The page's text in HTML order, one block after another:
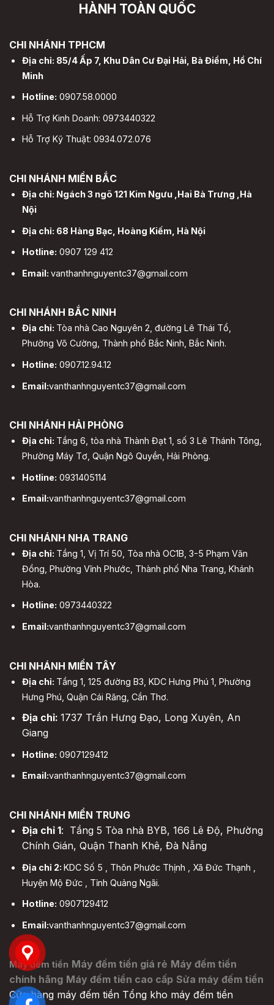
HÀNH TOÀN QUỐC
CHI NHÁNH TPHCM
Địa chỉ: 85/4 Ấp 7, Khu Dân Cư Đại Hải, Bà Điểm, Hồ Chí
Minh
Hotline: 0907.58.0000
Hỗ Trợ Kinh Doanh: 0973440322
Hỗ Trợ Kỹ Thuật: 0934.072.076
CHI NHÁNH MIỀN BẮC
Địa chỉ: Ngách 3 ngõ 121 Kim Ngưu ,Hai Bà Trưng ,Hà
Nội
Địa chỉ: 68 Hàng Bạc, Hoàng Kiếm, Hà Nội
Hotline: 0907 129 412
Email: vanthanhnguyentc37@gmail.com
CHI NHÁNH BẮC NINH
Địa chỉ: Tòa nhà Cao Nguyên 2, đường Lê Thái Tổ,
Phường Võ Cường, Thành phố Bắc Ninh, Bắc Ninh.
Hotline: 0907.12.94.12
Email:vanthanhnguyentc37@gmail.com
CHI NHÁNH HẢI PHÒNG
Địa chỉ: Tầng 6, tòa nhà Thành Đạt 1, số 3 Lê Thánh Tông,
Phường Máy Tơ, Quận Ngô Quyền, Hải Phòng.
Hotline: 0931405114
Email:vanthanhnguyentc37@gmail.com
CHI NHÁNH NHA TRANG
Địa chỉ: Tầng 1, Vị Trí 50, Tòa nhà OC1B, 3-5 Phạm Văn
Đồng, Phường Vĩnh Phước, Thành phố Nha Trang, Khánh
Hòa.
Hotline: 0973440322
Email:vanthanhnguyentc37@gmail.com
CHI NHÁNH MIỀN TÂY
Địa chỉ: Tầng 1, 125 đường B3, KDC Hưng Phú 1, Phường
Hưng Phú, Quận Cái Răng, Cần Thơ.
Địa chỉ: 1737 Trần Hưng Đạo, Long Xuyên, An
Giang
Hotline: 0907129412
Email:vanthanhnguyentc37@gmail.com
CHI NHÁNH MIỀN TRUNG
Địa chỉ 1: Tầng 5 Tòa nhà BYB, 166 Lê Độ, Phường
Chính Gián, Quận Thanh Khê, Đà Nẵng
Địa chỉ 2: KDC Số 5 , Thôn Phước Thịnh , Xã Đức Thạnh ,
Huyện Mộ Đức , Tỉnh Quảng Ngãi.
Hotline: 0907129412
Email:vanthanhnguyentc37@gmail.com
Máy đếm tiền Máy đếm tiền giá rẻ Máy đếm tiền
chính hãng Máy đếm tiền cao cấp Sửa máy đếm tiền
Cửa hàng máy đếm tiền Tổng kho máy đếm tiền